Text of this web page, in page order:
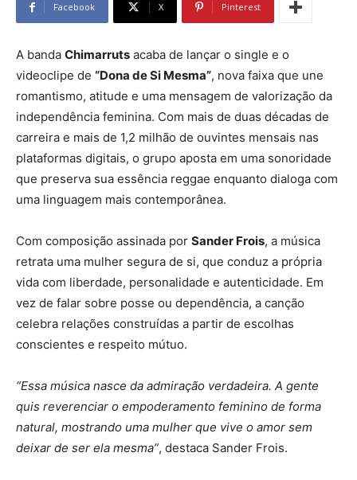
Facebook X Pinterest
A banda Chimarruts acaba de lançar o single e o
videoclipe de “Dona de Si Mesma”, nova faixa que une
romantismo, atitude e uma mensagem de valorização da
independência feminina. Com mais de duas décadas de
carreira e mais de 1,2 milhão de ouvintes mensais nas
plataformas digitais, o grupo aposta em uma sonoridade
que preserva sua essência reggae enquanto dialoga com
uma linguagem mais contemporânea.
Com composição assinada por Sander Frois, a música
retrata uma mulher segura de si, que conduz a própria
vida com liberdade, personalidade e autenticidade. Em
vez de falar sobre posse ou dependência, a canção
celebra relações construídas a partir de escolhas
conscientes e respeito mútuo.
“Essa música nasce da admiração verdadeira. A gente
quis reverenciar o empoderamento feminino de forma
natural, mostrando uma mulher que vive o amor sem
deixar de ser ela mesma”, destaca Sander Frois.